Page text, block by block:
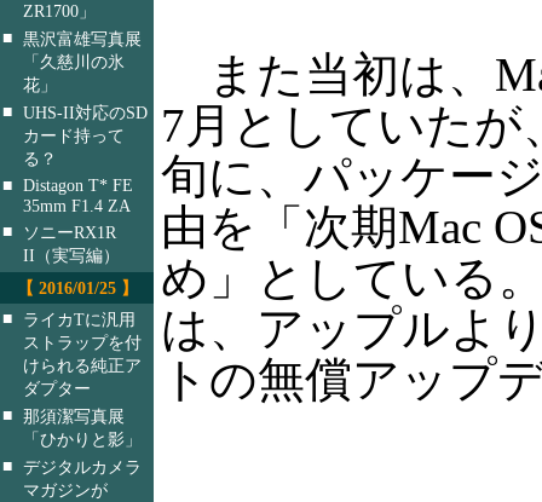
ZR1700」
■ 黒沢富雄写真展
「久慈川の氷
花」
■ UHS-II対応のSD
カード持って
る？
■ Distagon T* FE
35mm F1.4 ZA
■
ソニーRX1R
II（実写編）
【 2016/01/25 】
■
ライカTに汎用
ストラップを付
けられる純正ア
ダプター
■ 那須潔写真展
「ひかりと影」
■ デジタルカメラ
マガジンが
また当初は、
7月としていたが
旬に、パッケー
由を「次期Mac
め」としている
は、アップルよ
トの無償アップ